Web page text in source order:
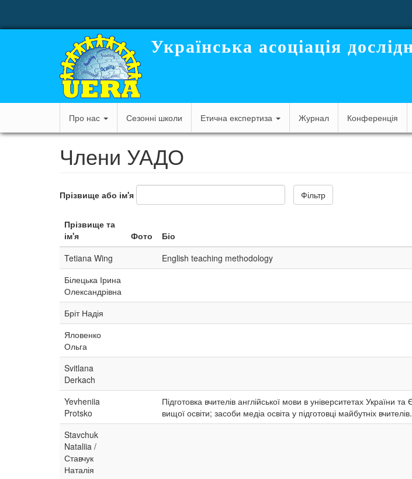
основного
account
Українська асоціація
Main
navigation
Про нас Сезонні школи Етична експертиза Журнал Конференція
Члени УАДО
Прізвище або ім'я Фільтр
Прізвище та
ім'я
Фото
Біо
Tetiana Wing
English teaching methodology
Білецька Ірина
Олександрівна
Бріт Надія
Яловенко
Ольга
Svitlana
Derkach
Yevheniia
Protsko
Підготовка вчителів англійської мови в університетах України
вищої освіти; засоби медіа освіта у підготовці майбутніх вчителів.
Stavchuk
Nataliia /
Ставчук
Наталія